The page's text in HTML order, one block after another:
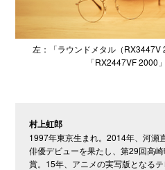
左：「ラウンドメタル（RX3447V
「RX2447VF 2000
村上虹郎
1997年東京生まれ。2014年、河瀬
俳優デビューを果たし、第29回高
賞。15年、アニメの実写版となる